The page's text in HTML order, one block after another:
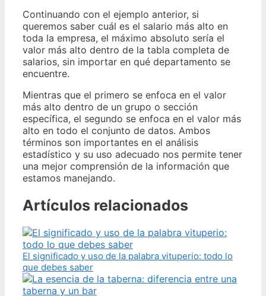
Continuando con el ejemplo anterior, si
queremos saber cuál es el salario más alto en
toda la empresa, el máximo absoluto sería el
valor más alto dentro de la tabla completa de
salarios, sin importar en qué departamento se
encuentre.
Mientras que el primero se enfoca en el valor
más alto dentro de un grupo o sección
específica, el segundo se enfoca en el valor más
alto en todo el conjunto de datos. Ambos
términos son importantes en el análisis
estadístico y su uso adecuado nos permite tener
una mejor comprensión de la información que
estamos manejando.
Artículos relacionados
El significado y uso de la palabra vituperio: todo lo
que debes saber